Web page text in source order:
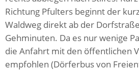
Richtung Pfulters beginnt der
Waldweg direkt ab der
Gehminuten. Da es nur wenige
die Anfahrt mit den öffentlichen
empfohlen (Dörferbus von